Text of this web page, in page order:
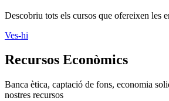
Banca ètica, captació de fons, economia